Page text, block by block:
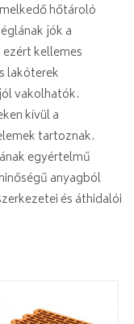
hőtároló
jók a
kellemes
lakóterek
vakolhatók.
kívül a
tartoznak.
egyértelmű
anyagból
és áthidalói